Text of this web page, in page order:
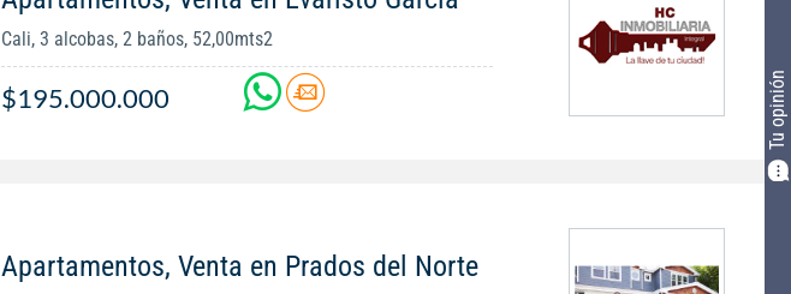
Tu opinión
Cali, 3 alcobas, 2 baños, 52,00mts2
$195.000.000
Apartamentos, Venta en Prados del Norte